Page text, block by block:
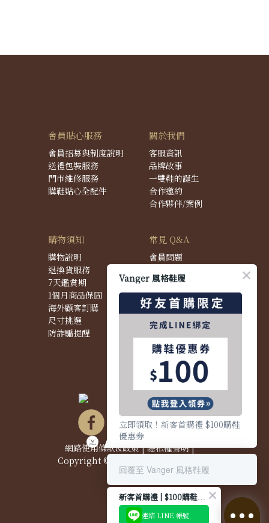
會員貼心服務
會員招募與制度說明
送禮包裝服務
門市維修服務
購鞋貼心全配件
關於我們
客服資訊
品牌故事
一雙鞋的誕生
合作邀約
合作夥伴/案例
購物須知
購物說明
退換貨服務
7天鑑賞期
1個月商品保固
海外顧客訂購
尺寸挑選
防詐騙提醒
常見 Q&A
會員問題
配送問題
退換貨問題
商品問題
網路使用條款&政策|隱私權聲明|
Copyright © 2021 Vanger 風格鞋履
Vanger 風格鞋履
立即領取！新客首購禮 $100購鞋
優惠券
回覆至 Vanger 風格鞋履
新客首購禮 | $100購鞋優惠券
連結 LINE 帳號